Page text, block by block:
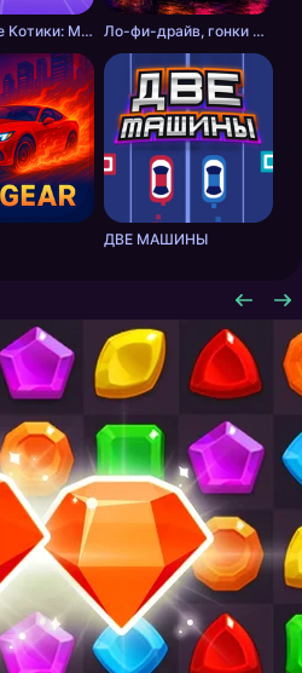
Летающие Котики: Музыкальные Гонки! Ло-фи-драйв, гонки на закате
ДВЕ МАШИНЫ